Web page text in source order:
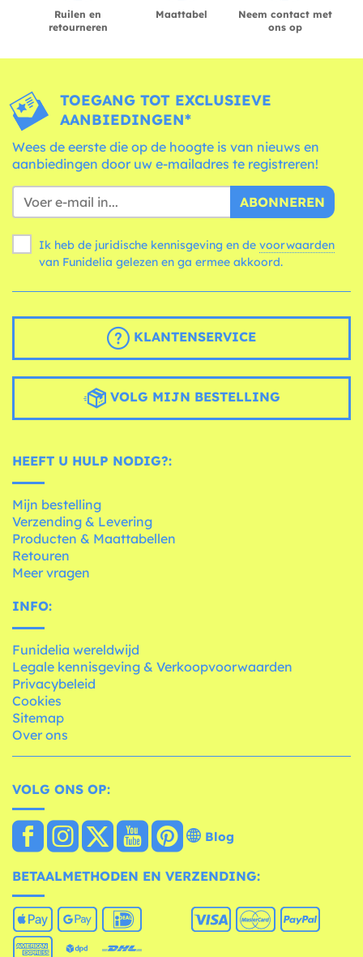
Ruilen en
retourneren
Maattabel
Neem contact met
ons op
TOEGANG TOT EXCLUSIEVE
AANBIEDINGEN*
Wees de eerste die op de hoogte is van nieuws en
aanbiedingen door uw e-mailadres te registreren!
ABONNEREN
Ik heb de juridische kennisgeving en de voorwaarden
van Funidelia gelezen en ga ermee akkoord.
KLANTENSERVICE
VOLG MIJN BESTELLING
HEEFT U HULP NODIG?:
Mijn bestelling
Verzending & Levering
Producten & Maattabellen
Retouren
Meer vragen
INFO:
Funidelia wereldwijd
Legale kennisgeving & Verkoopvoorwaarden
Privacybeleid
Cookies
Sitemap
Over ons
VOLG ONS OP:
Blog
BETAALMETHODEN EN VERZENDING: